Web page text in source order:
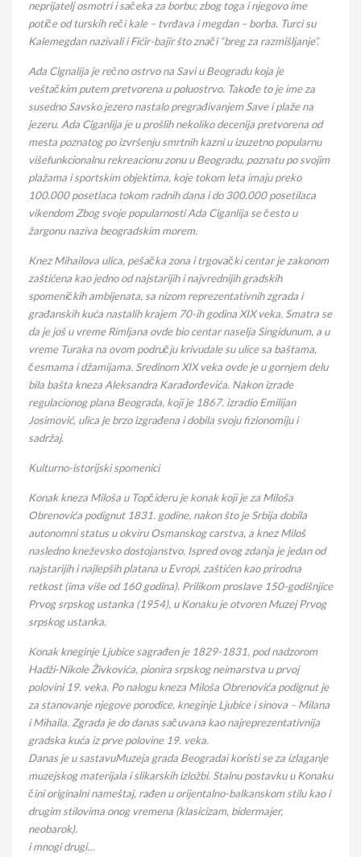
neprijatelj osmotri i sačeka za borbu; zbog toga i njegovo ime
potiče od turskih reči kale – tvrđava i megdan – borba. Turci su
Kalemegdan nazivali i Fićir-bajir što znači “breg za razmišljanje”.
Ada Cignalija je rečno ostrvo na Savi u Beogradu koja je
veštačkim putem pretvorena u poluostrvo. Takođe to je ime za
susedno Savsko jezero nastalo pregrađivanjem Save i plaže na
jezeru. Ada Ciganlija je u prošlih nekoliko decenija pretvorena od
mesta poznatog po izvršenju smrtnih kazni u izuzetno popularnu
višefunkcionalnu rekreacionu zonu u Beogradu, poznatu po svojim
plažama i sportskim objektima, koje tokom leta imaju preko
100.000 posetlaca tokom radnih dana i do 300.000 posetilaca
vikendom Zbog svoje popularnosti Ada Ciganlija se često u
žargonu naziva beogradskim morem.
Knez Mihailova ulica, pešačka zona i trgovački centar je zakonom
zaštićena kao jedno od najstarijih i najvrednijih gradskih
spomeničkih ambijenata, sa nizom reprezentativnih zgrada i
građanskih kuća nastalih krajem 70-ih godina XIX veka. Smatra se
da je još u vreme Rimljana ovde bio centar naselja Singidunum, a u
vreme Turaka na ovom području krivudale su ulice sa baštama,
česmama i džamijama. Sredinom XIX veka ovde je u gornjem delu
bila bašta kneza Aleksandra Karađorđevića. Nakon izrade
regulacionog plana Beograda, koji je 1867. izradio Emilijan
Josimović, ulica je brzo izgrađena i dobila svoju fizionomiju i
sadržaj.
Kulturno-istorijski spomenici
Konak kneza Miloša u Topčideru je konak koji je za Miloša
Obrenovića podignut 1831. godine, nakon što je Srbija dobila
autonomni status u okviru Osmanskog carstva, a knez Miloš
nasledno kneževsko dostojanstvo. Ispred ovog zdanja je jedan od
najstarijih i najlepših platana u Evropi, zaštićen kao prirodna
retkost (ima više od 160 godina). Prilikom proslave 150-godišnjice
Prvog srpskog ustanka (1954), u Konaku je otvoren Muzej Prvog
srpskog ustanka.
Konak kneginje Ljubice sagrađen je 1829-1831. pod nadzorom
Hadži-Nikole Živkovića, pionira srpskog neimarstva u prvoj
polovini 19. veka. Po nalogu kneza Miloša Obrenovića podignut je
za stanovanje njegove porodice, kneginje Ljubice i sinova – Milana
i Mihaila. Zgrada je do danas sačuvana kao najreprezentativnija
gradska kuća iz prve polovine 19. veka.
Danas je u sastavuMuzeja grada Beogradai koristi se za izlaganje
muzejskog materijala i slikarskih izložbi. Stalnu postavku u Konaku
čini originalni nameštaj, rađen u orijentalno-balkanskom stilu kao i
drugim stilovima onog vremena (klasicizam, bidermajer,
neobarok).
i mnogi drugi…